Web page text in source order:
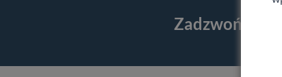
Zadzwoń i